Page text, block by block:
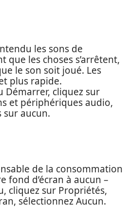
les sons de
que les choses s’arrêtent,
le son soit joué. Les
plus rapide.
Démarrer, cliquez sur
et périphériques audio,
sur aucun.
de la consommation
fond d’écran à aucun –
cliquez sur Propriétés,
sélectionnez Aucun.